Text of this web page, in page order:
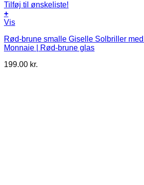
Tilføj til ønskeliste!
+
Vis
Rød-brune smalle Giselle Solbriller
Monnaie | Rød-brune glas
199.00 kr.